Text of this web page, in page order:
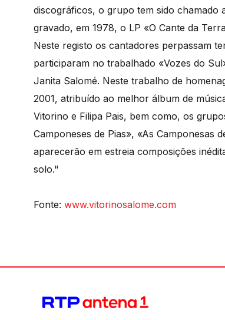
discográficos, o grupo tem sido chamado
gravado, em 1978, o LP «O Cante da
Neste registo os cantadores perpassam
participaram no trabalhado «Vozes do
Janita Salomé. Neste trabalho de
2001, atribuído ao melhor álbum de
Vitorino e Filipa Pais, bem como, os
Camponeses de Pias», «As
aparecerão em estreia composições
solo."
Fonte: www.vitorinosalome.com